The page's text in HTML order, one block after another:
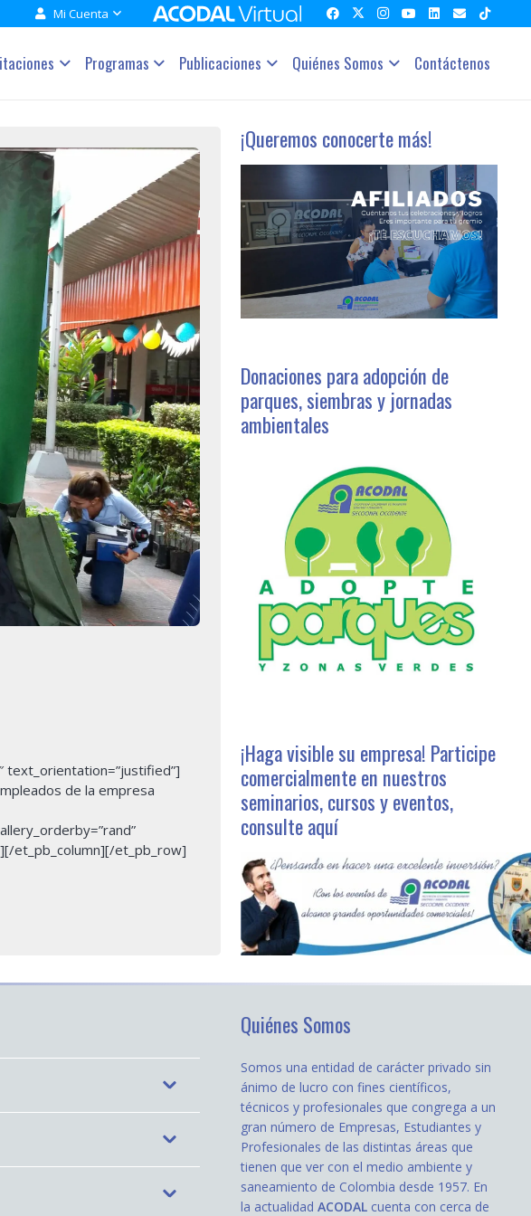
Mi Cuenta
Programas Publicaciones Quiénes Somos Contáctenos
text_orientation=”justified”]
de la empresa
][/et_pb_column][/et_pb_row]
¡Queremos conocerte más!
Donaciones para adopción de
parques, siembras y jornadas
ambientales
¡Haga visible su empresa! Participe
comercialmente en nuestros
seminarios, cursos y eventos,
consulte aquí
Quiénes Somos
Somos una entidad de carácter privado sin
ánimo de lucro con fines científicos,
técnicos y profesionales que congrega a un
gran número de Empresas, Estudiantes y
Profesionales de las distintas áreas que
tienen que ver con el medio ambiente y
saneamiento de Colombia desde 1957. En
la actualidad ACODAL cuenta con cerca de